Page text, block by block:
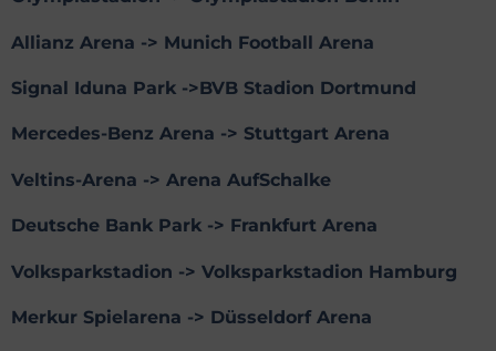
Allianz Arena -> Munich Football Arena
Signal Iduna Park ->BVB Stadion Dortmund
Mercedes-Benz Arena -> Stuttgart Arena
Veltins-Arena -> Arena AufSchalke
Deutsche Bank Park -> Frankfurt Arena
Volksparkstadion -> Volksparkstadion Hamburg
Merkur Spielarena -> Düsseldorf Arena